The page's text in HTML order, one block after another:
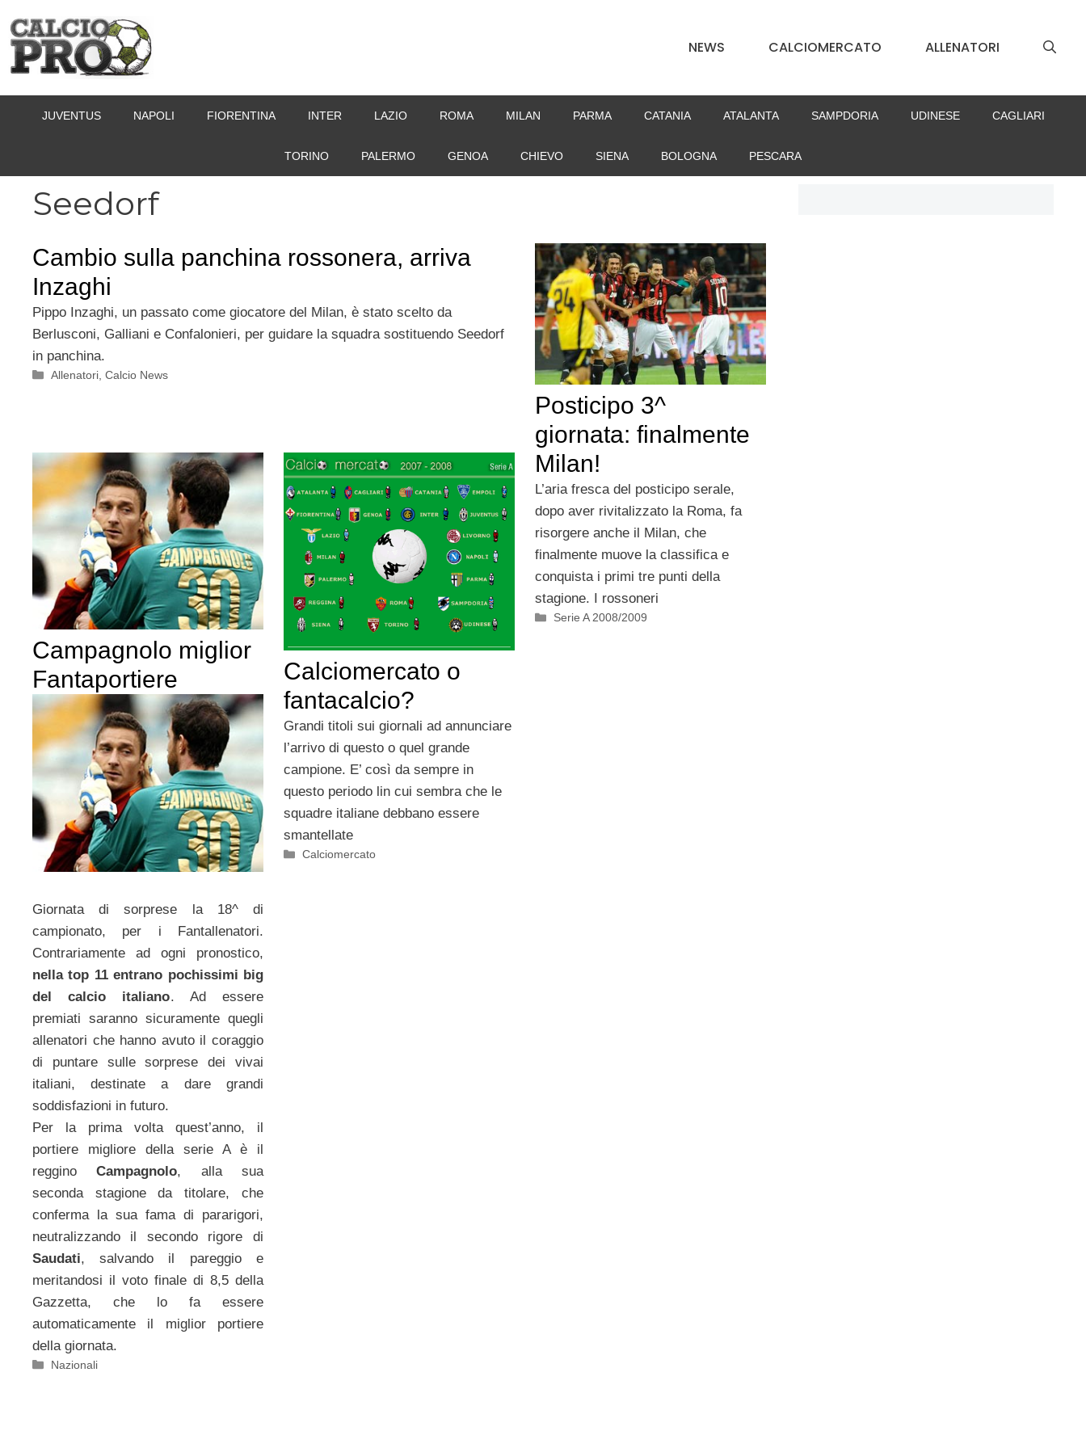
contenuto
NEWS CALCIOMERCATO ALLENATORI
JUVENTUS NAPOLI FIORENTINA INTER LAZIO ROMA MILAN PARMA CATANIA ATALANTA SAMPDORIA UDINESE CAGLIARI
TORINO PALERMO GENOA CHIEVO SIENA BOLOGNA PESCARA
Seedorf
Cambio sulla panchina rossonera, arriva
Inzaghi
Pippo Inzaghi, un passato come giocatore del Milan, è stato scelto da
Berlusconi, Galliani e Confalonieri, per guidare la squadra sostituendo Seedorf
in panchina.
Categorie
Allenatori ,Calcio News
Posticipo 3^
giornata: finalmente
Milan!
L’aria fresca del posticipo serale,
dopo aver rivitalizzato la Roma, fa
risorgere anche il Milan, che
finalmente muove la classifica e
conquista i primi tre punti della
stagione. I rossoneri
Categorie
Serie A 2008/2009
Campagnolo miglior
Fantaportiere
Giornata di sorprese la 18^ di
campionato, per i Fantallenatori.
Contrariamente ad ogni pronostico,
nella top 11 entrano pochissimi big
del calcio italiano. Ad essere
premiati saranno sicuramente quegli
allenatori che hanno avuto il coraggio
di puntare sulle sorprese dei vivai
italiani, destinate a dare grandi
soddisfazioni in futuro.
Per la prima volta quest’anno, il
portiere migliore della serie A è il
regginoCampagnolo, alla sua
seconda stagione da titolare, che
conferma la sua fama di pararigori,
neutralizzando il secondo rigore di
Saudati, salvando il pareggio e
meritandosi il voto finale di 8,5 della
Gazzetta, che lo fa essere
automaticamente il miglior portiere
della giornata.
Categorie
Nazionali
Calciomercato o
fantacalcio?
Grandi titoli sui giornali ad annunciare
l’arrivo di questo o quel grande
campione. E’ così da sempre in
questo periodo lin cui sembra che le
squadre italiane debbano essere
smantellate
Categorie
Calciomercato